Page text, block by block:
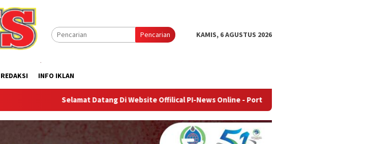
Pencarian
KAMIS, 6 AGUSTUS 2026
REDAKSI INFO IKLAN
Selamat Datang Di Website Offilical PI-News Online - Portal Berita Terupdate & Terpercaya